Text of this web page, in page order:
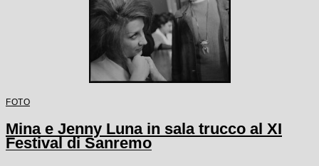
FOTO
Mina e Jenny Luna in sala trucco al XI
Festival di Sanremo